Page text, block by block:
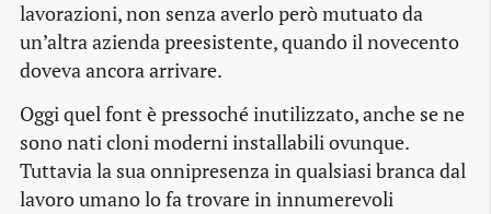
lavorazioni, non senza averlo però mutuato da
un’altra azienda preesistente, quando il novecento
doveva ancora arrivare.
Oggi quel font è pressoché inutilizzato, anche se ne
sono nati cloni moderni installabili ovunque.
Tuttavia la sua onnipresenza in qualsiasi branca dal
lavoro umano lo fa trovare in innumerevoli